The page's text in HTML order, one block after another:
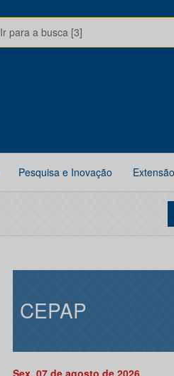
Ir para a busca [3]
Pesquisa e Inovação Extensão
CEPAP
Sex, 07 de agosto de 2026